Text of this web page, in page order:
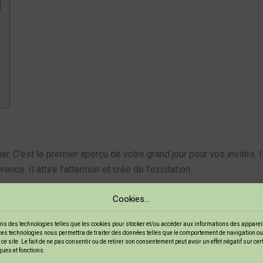
Cookies...
des technologies telles que les cookies pour stocker et/ou accéder aux informations des
technologies nous permettra de traiter des données telles que le comportement de navigation
site. Le fait de ne pas consentir ou de retirer son consentement peut avoir un effet négatif sur
et fonctions.
C’est le premier aperçu de votre grand jour pour vos
Il attire l’attention et crée de l’excitation.
essentielles. Vous devez y indiquer la
apprécieront de recevoir une invitation simple et